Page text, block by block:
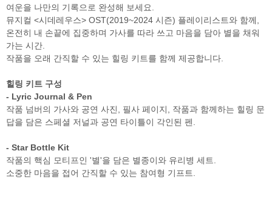
여운을 나만의 기록으로 완성해 보세요.
뮤지컬 <시데레우스> OST(2019~2024 시즌) 플레이리스트와 함께,
온전히 내 손끝에 집중하며 가사를 따라 쓰고 마음을 담아 별을 채워
가는 시간.
작품을 오래 간직할 수 있는 힐링 키트를 함께 제공합니다.
힐링 키트 구성
- Lyric Journal & Pen
작품 넘버의 가사와 공연 사진, 필사 페이지, 작품과 함께하는 힐링 문
답을 담은 스페셜 저널과 공연 타이틀이 각인된 펜.
- Star Bottle Kit
작품의 핵심 모티프인 '별'을 담은 별종이와 유리병 세트.
소중한 마음을 접어 간직할 수 있는 참여형 기프트.